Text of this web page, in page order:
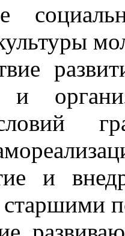
и
старшими